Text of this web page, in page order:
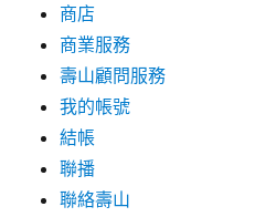
商店
商業服務
壽山顧問服務
我的帳號
結帳
聯播
聯絡壽山